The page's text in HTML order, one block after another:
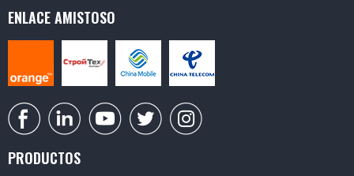
ENLACE AMISTOSO
PRODUCTOS